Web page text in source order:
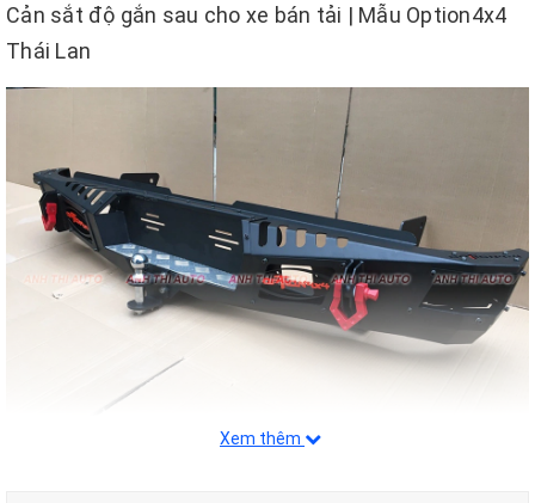
Cản sắt độ gắn sau cho xe bán tải | Mẫu Option4x4
Thái Lan
Xem thêm